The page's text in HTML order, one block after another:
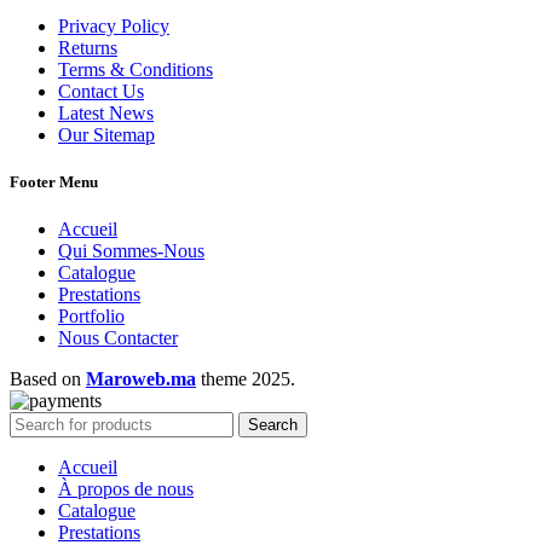
Privacy Policy
Returns
Terms & Conditions
Contact Us
Latest News
Our Sitemap
Footer Menu
Accueil
Qui Sommes-Nous
Catalogue
Prestations
Portfolio
Nous Contacter
Based on Maroweb.ma theme 2025.
Search
Accueil
À propos de nous
Catalogue
Prestations